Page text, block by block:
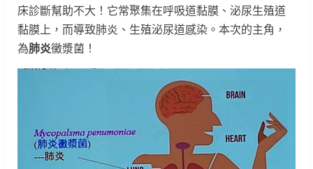
床診斷幫助不大！它常聚集在呼吸道黏膜、泌尿生殖道
黏膜上，而導致肺炎、生殖泌尿道感染。本次的主角，
為肺炎黴漿菌！